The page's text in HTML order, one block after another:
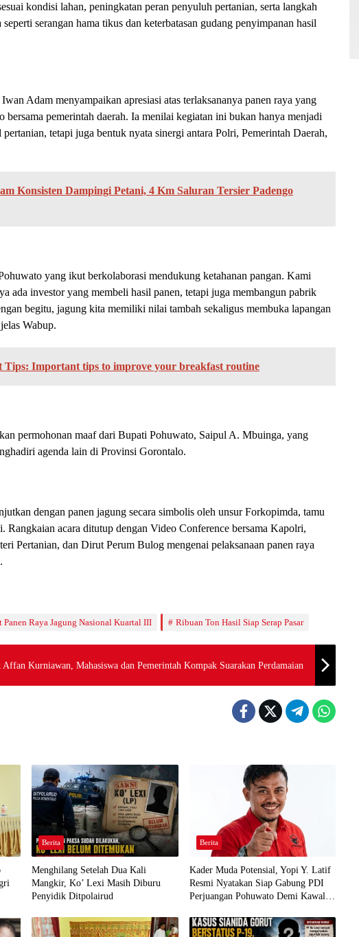
kondisi lahan, peningkatan peran penyuluh pertanian, serta langkah
serangan hama tikus dan keterbatasan gudang penyimpanan hasil
Adam menyampaikan apresiasi atas terlaksananya panen raya yang
bersama pemerintah daerah. Ia menilai kegiatan ini bukan hanya menjadi
tetapi juga bentuk nyata sinergi antara Polri, Pemerintah Daerah,
Konsisten Dampingi Petani, 4 Km Saluran Tersier Padengo
yang ikut berkolaborasi mendukung ketahanan pangan. Kami
ada investor yang membeli hasil panen, tetapi juga membangun pabrik
begitu, jagung kita memiliki nilai tambah sekaligus membuka lapangan
Wabup.
Tips: Important tips to improve your breakfast routine
permohonan maaf dari Bupati Pohuwato, Saipul A. Mbuinga, yang
agenda lain di Provinsi Gorontalo.
dengan panen jagung secara simbolis oleh unsur Forkopimda, tamu
Rangkaian acara ditutup dengan Video Conference bersama Kapolri,
Pertanian, dan Dirut Perum Bulog mengenai pelaksanaan panen raya
Panen Raya Jagung Nasional Kuartal III Ribuan Ton Hasil Siap Serap Pasar
Kurniawan, Mahasiswa dan Pemerintah Kompak Suarakan Perdamaian
Berita
Menghilang Setelah Dua Kali
Mangkir, Ko’ Lexi Masih Diburu
Penyidik Ditpolairud
Berita
Kader Muda Potensial, Yopi Y. Latif
Resmi Nyatakan Siap Gabung PDI
Perjuangan Pohuwato Demi Kawal